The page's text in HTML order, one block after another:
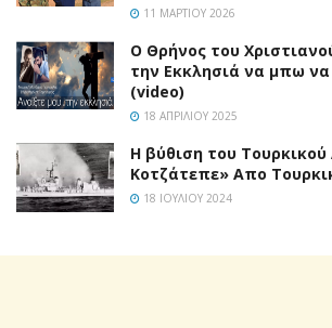
11 ΜΑΡΤΊΟΥ 2026
Ο Θρήνος του
την Εκκλησιά να μπω
(video)
18 ΑΠΡΙΛΊΟΥ 2025
H βύθιση του
Κοτζάτεπε» Απο
18 ΙΟΥΛΊΟΥ 2024